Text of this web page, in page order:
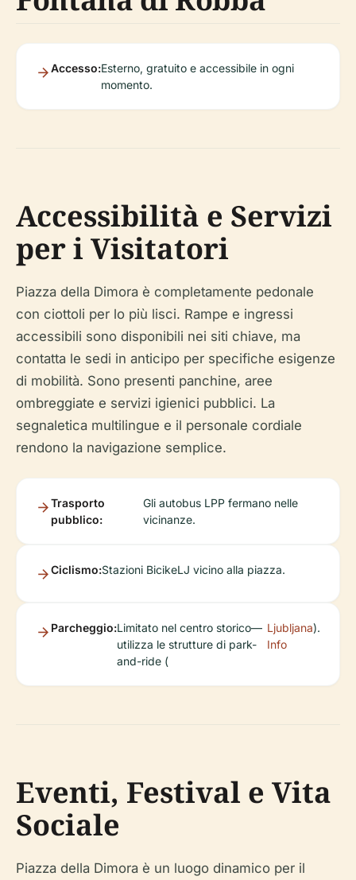
Accesso:Esterno, gratuito e accessibile in ogni
momento.
Accessibilità e Servizi
per i Visitatori
Piazza della Dimora è completamente pedonale
con ciottoli per lo più lisci. Rampe e ingressi
accessibili sono disponibili nei siti chiave, ma
contatta le sedi in anticipo per specifiche esigenze
di mobilità. Sono presenti panchine, aree
ombreggiate e servizi igienici pubblici. La
segnaletica multilingue e il personale cordiale
rendono la navigazione semplice.
Trasporto
pubblico:
Gli autobus LPP fermano nelle
vicinanze.
Ciclismo:Stazioni BicikeLJ vicino alla piazza.
Parcheggio:Limitato nel centro storico—
utilizza le strutture di park-
and-ride (
Ljubljana
Info
).
Eventi, Festival e Vita
Sociale
Piazza della Dimora è un luogo dinamico per il